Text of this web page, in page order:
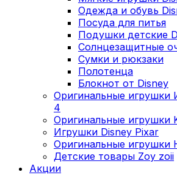
Одежда и обувь
Посуда для питья
Подушки детские
Cолнцезащитные
Сумки и рюкзаки
Полотенца
Блокнот от Disney
Оригинальные игрушки
4
Оригинальные игрушки
Игрушки Disney Pixar
Оригинальные игрушки
Детские товары Zoy zoii
Акции